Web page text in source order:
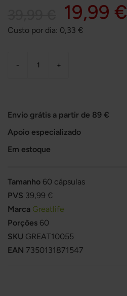
19,99 €
Custo por dia: 0,33 €
- +
Envio grátis a partir de 89 €
Apoio especializado
Em estoque
Tamanho 60 cápsulas
PVS 39,99 €
Marca Greatlife
Porções 60
SKU GREAT10055
EAN 7350131871547